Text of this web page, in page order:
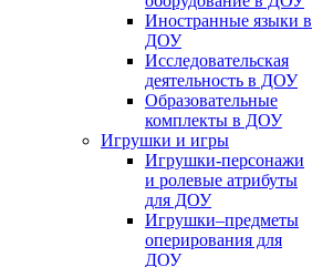
Иностранные языки в
ДОУ
Исследовательская
деятельность в ДОУ
Образовательные
комплекты в ДОУ
Игрушки и игры
Игрушки-персонажи
и ролевые атрибуты
для ДОУ
Игрушки–предметы
оперирования для
ДОУ